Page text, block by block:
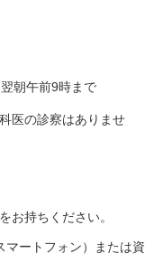
朝午前9時まで
科医の診察はありませ
お持ちください。
マートフォン）または資